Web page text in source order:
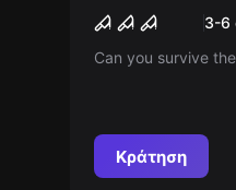
Νέος
Luna Park
Room
3-6
Can you survive
Κράτηση